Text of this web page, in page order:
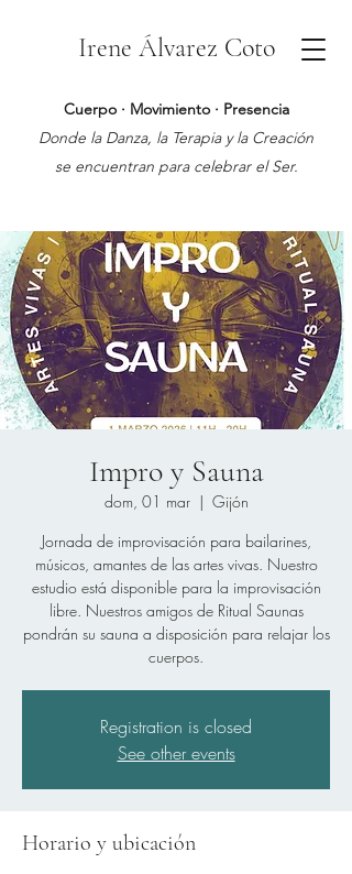
Irene Álvarez Coto
Cuerpo · Movimiento · Presencia
Donde la Danza, la Terapia y la Creación
se encuentran para celebrar el Ser.
Impro y Sauna
dom, 01 mar
  |
Gijón
Jornada de improvisación para bailarines,
músicos, amantes de las artes vivas. Nuestro
estudio está disponible para la improvisación
libre. Nuestros amigos de Ritual Saunas
pondrán su sauna a disposición para relajar los
cuerpos.
Registration is closed
See other events
Horario y ubicación